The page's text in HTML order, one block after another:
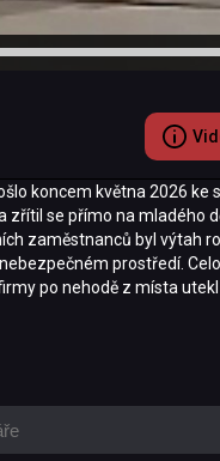
koncem května 2026
se přímo na mladého
zaměstnanců byl výtah
prostředí.
po nehodě z místa